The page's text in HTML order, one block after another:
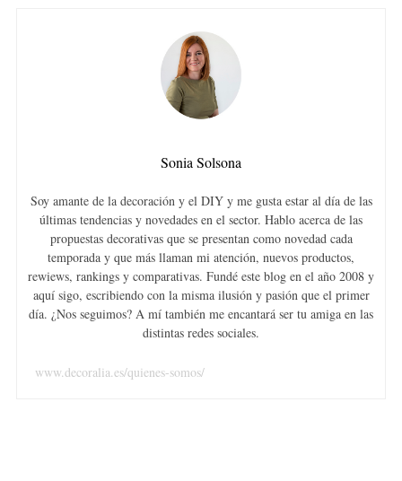
Sonia Solsona
Soy amante de la decoración y el DIY y me gusta estar al día de las
últimas tendencias y novedades en el sector. Hablo acerca de las
propuestas decorativas que se presentan como novedad cada
temporada y que más llaman mi atención, nuevos productos,
rewiews, rankings y comparativas. Fundé este blog en el año 2008 y
aquí sigo, escribiendo con la misma ilusión y pasión que el primer
día. ¿Nos seguimos? A mí también me encantará ser tu amiga en las
distintas redes sociales.
www.decoralia.es/quienes-somos/